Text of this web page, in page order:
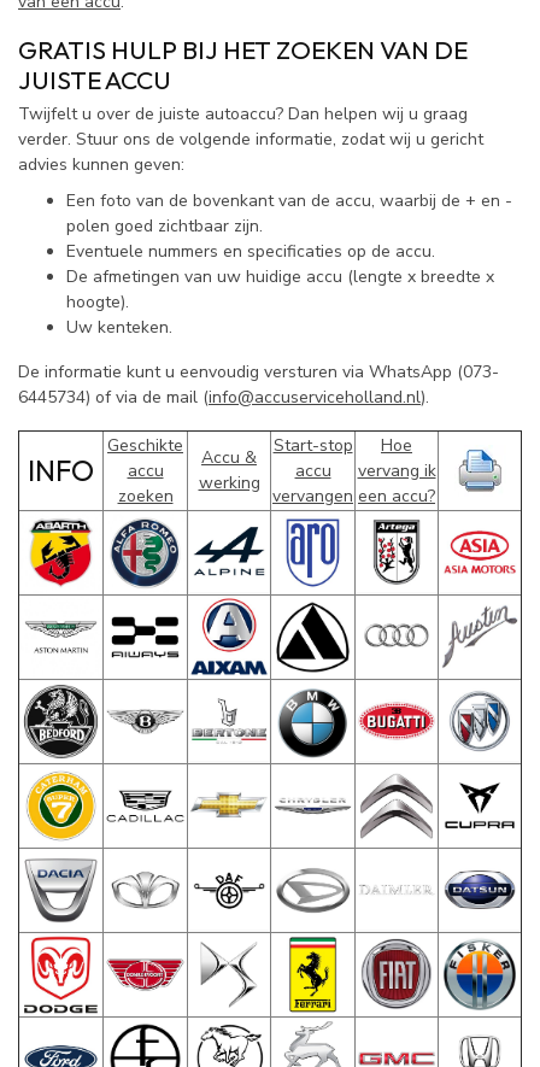
GRATIS HULP BIJ HET ZOEKEN VAN DE
JUISTE ACCU
Twijfelt u over de juiste autoaccu? Dan helpen wij u graag
verder. Stuur ons de volgende informatie, zodat wij u gericht
advies kunnen geven:
Een foto van de bovenkant van de accu, waarbij de + en -
polen goed zichtbaar zijn.
Eventuele nummers en specificaties op de accu.
De afmetingen van uw huidige accu (lengte x breedte x
hoogte).
Uw kenteken.
De informatie kunt u eenvoudig versturen via WhatsApp (073-
6445734) of via de mail (info@accuserviceholland.nl).
INFO
Geschikte
accu
zoeken
Accu &
werking
Start-stop
accu
vervangen
Hoe
vervang ik
een accu?